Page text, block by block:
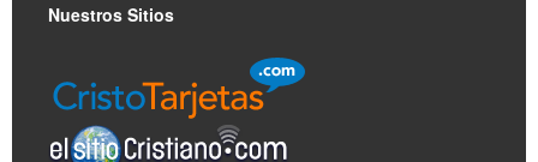
Nuestros Sitios